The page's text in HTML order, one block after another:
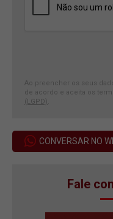
Ao preencher os seus
de acordo e aceita os
(LGPD)
CONVERSAR NO
Fale